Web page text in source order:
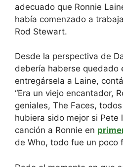
adecuado que Ronnie
había comenzado a
Rod Stewart.
Desde la perspectiva de
debería haberse quedado
entregársela a Laine,
“Era un viejo encantador,
geniales, The Faces,
hubiera sido mejor si Pete
canción a Ronnie en
de Who, todo fue un poco